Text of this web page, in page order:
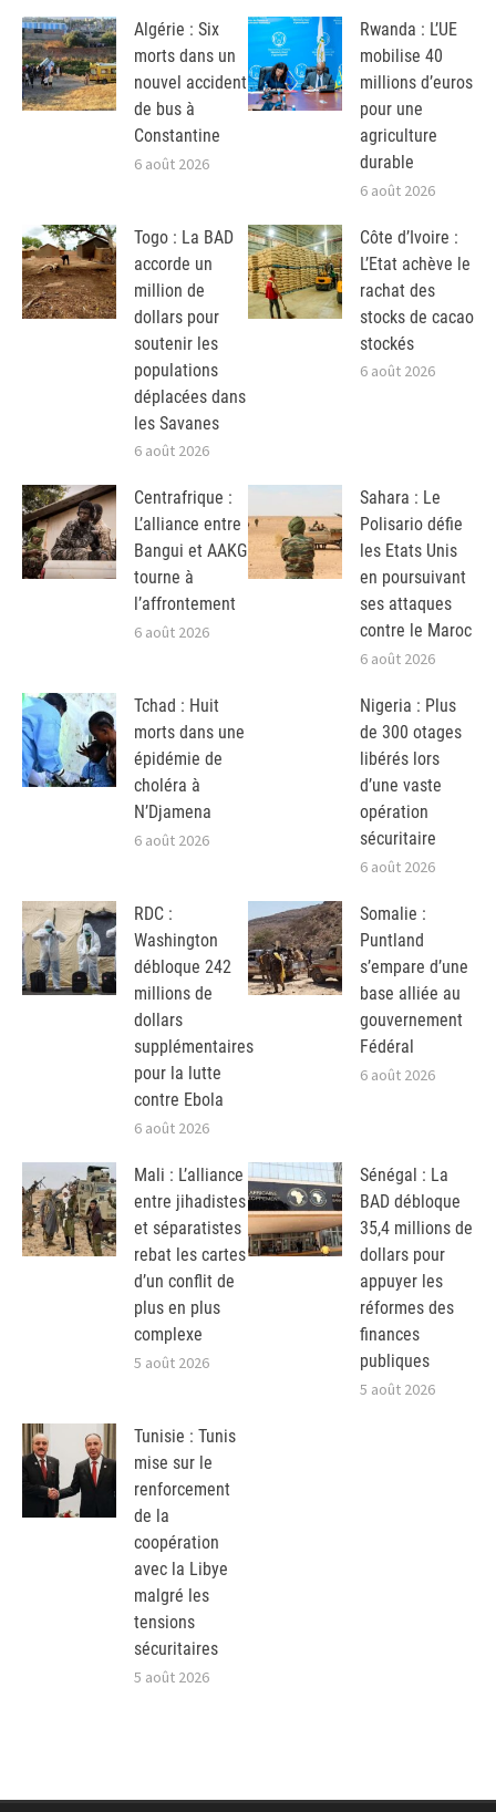
Algérie : Six
morts dans un
nouvel accident
de bus à
Constantine
6 août 2026
Rwanda : L’UE
mobilise 40
millions d’euros
pour une
agriculture
durable
6 août 2026
Togo : La BAD
accorde un
million de
dollars pour
soutenir les
populations
déplacées dans
les Savanes
6 août 2026
Côte d’Ivoire :
L’Etat achève le
rachat des
stocks de cacao
stockés
6 août 2026
Centrafrique :
L’alliance entre
Bangui et AAKG
tourne à
l’affrontement
6 août 2026
Sahara : Le
Polisario défie
les Etats Unis
en poursuivant
ses attaques
contre le Maroc
6 août 2026
Tchad : Huit
morts dans une
épidémie de
choléra à
N’Djamena
6 août 2026
Nigeria : Plus
de 300 otages
libérés lors
d’une vaste
opération
sécuritaire
6 août 2026
RDC :
Washington
débloque 242
millions de
dollars
supplémentaires
pour la lutte
contre Ebola
6 août 2026
Somalie :
Puntland
s’empare d’une
base alliée au
gouvernement
Fédéral
6 août 2026
Mali : L’alliance
entre jihadistes
et séparatistes
rebat les cartes
d’un conflit de
plus en plus
complexe
5 août 2026
Sénégal : La
BAD débloque
35,4 millions de
dollars pour
appuyer les
réformes des
finances
publiques
5 août 2026
Tunisie : Tunis
mise sur le
renforcement
de la
coopération
avec la Libye
malgré les
tensions
sécuritaires
5 août 2026